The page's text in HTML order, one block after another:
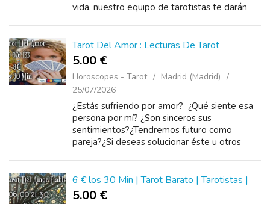
vida, nuestro equipo de tarotistas te darán
Tarot Del Amor : Lecturas De Tarot
5.00 €
Horoscopes - Tarot
Madrid (Madrid)
25/07/2026
¿Estás sufriendo por amor? ¿Qué siente esa
persona por mí? ¿Son sinceros sus
sentimientos?¿Tendremos futuro como
pareja?¿Si deseas solucionar éste u otros
6 € los 30 Min | Tarot Barato | Tarotistas |
5.00 €